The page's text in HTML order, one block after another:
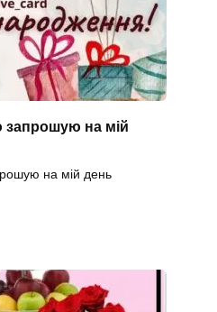
запрошую на мій
на мій день